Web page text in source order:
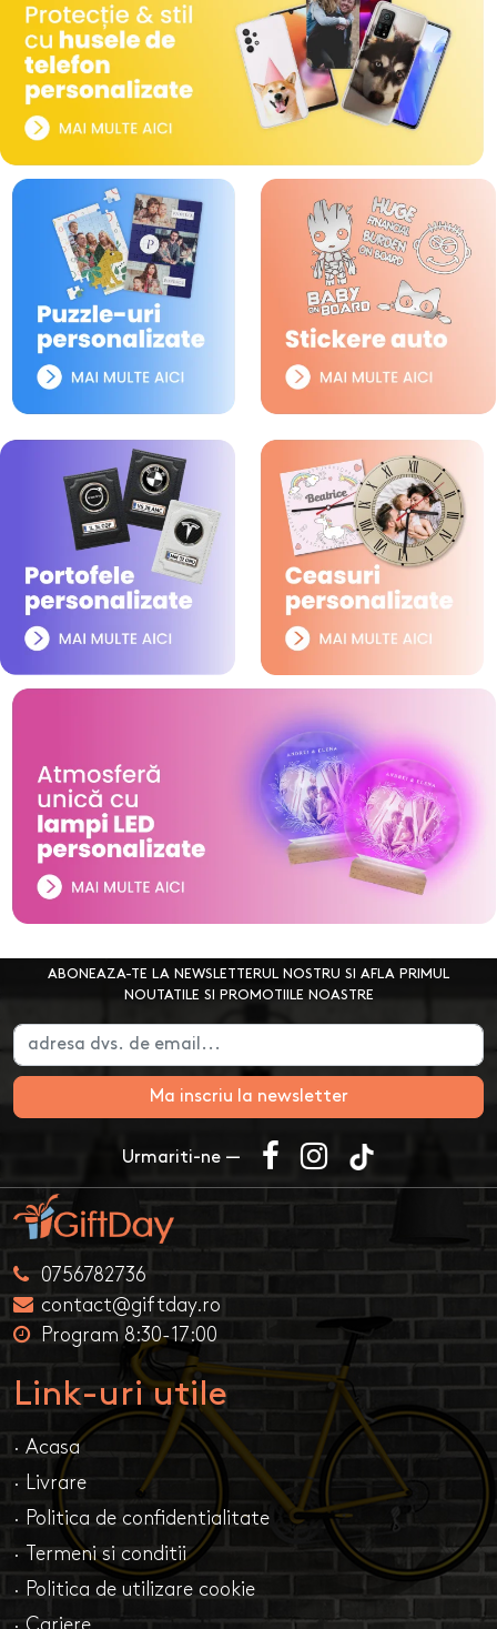
ABONEAZA-TE LA NEWSLETTERUL NOSTRU SI AFLA PRIMUL
NOUTATILE SI PROMOTIILE NOASTRE
Ma inscriu la newsletter
Urmariti-ne —
0756782736
contact@giftday.ro
Program 8:30-17:00
Link-uri utile
· Acasa
· Livrare
· Politica de confidentialitate
· Termeni si conditii
· Politica de utilizare cookie